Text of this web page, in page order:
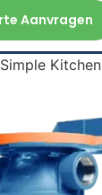
Aanvragen
Kitchen